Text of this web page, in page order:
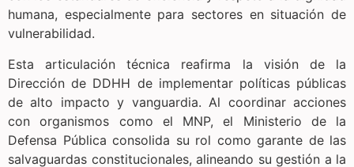
humana, especialmente para sectores en situación de
vulnerabilidad.
Esta articulación técnica reafirma la visión de la
Dirección de DDHH de implementar políticas públicas
de alto impacto y vanguardia. Al coordinar acciones
con organismos como el MNP, el Ministerio de la
Defensa Pública consolida su rol como garante de las
salvaguardas constitucionales, alineando su gestión a la